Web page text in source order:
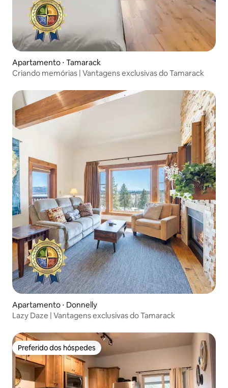
Apartamento ⋅ Tamarack
Criando memórias | Vantagens exclusivas do Tamarack
Apartamento ⋅ Donnelly
Lazy Daze | Vantagens exclusivas do Tamarack
Preferido dos hóspedes
Preferido dos hóspedes